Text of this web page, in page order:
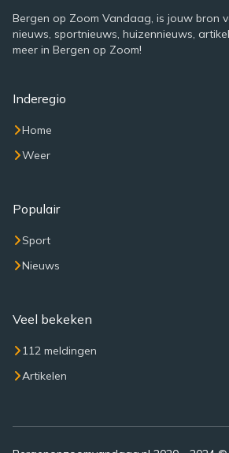
Bergen op Zoom Vandaag, is jouw bron
nieuws, sportnieuws, huizennieuws,
meer in Bergen op Zoom!
Inderegio
Home
Weer
Populair
Sport
Nieuws
Veel bekeken
112 meldingen
Artikelen